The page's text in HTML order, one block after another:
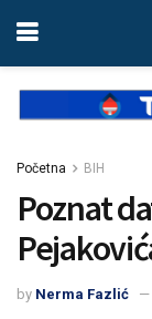
Početna BIH
Poznat
by Nerma Fazlić